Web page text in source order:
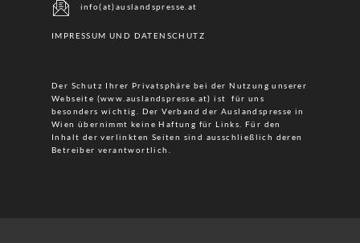
info(at)auslandspresse.at
IMPRESSUM UND DATENSCHUTZ
Der Schutz Ihrer Privatsphäre bei der Nutzung unserer
Webseite (www.auslandspresse.at) ist für uns
besonders wichtig. Der Verband der Auslandspresse in
Wien übernimmt keine Haftung für Links. Für den
Inhalt der verlinkten Seiten sind ausschließlich deren
Betreiber verantwortlich.